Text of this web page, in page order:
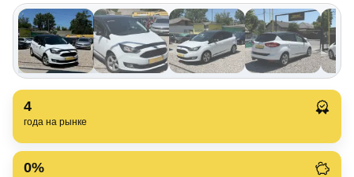
4
года на рынке
0%